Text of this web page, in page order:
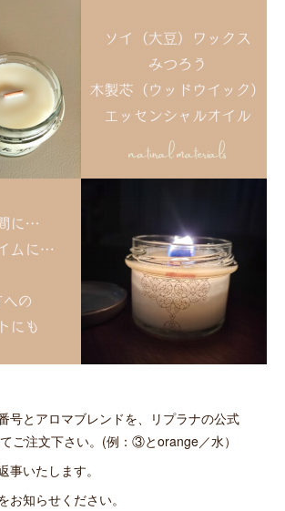
号とアロマブレンドを、リプラナの公式
ご注文下さい。(例：③とorange／水）
いたします。
知らせください。